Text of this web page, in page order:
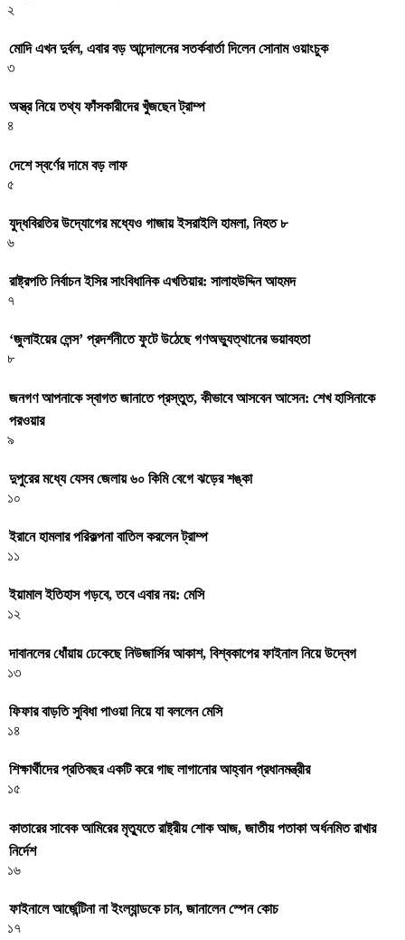
২
মোদি এখন দুর্বল, এবার বড় আন্দোলনের সতর্কবার্তা দিলেন সোনাম ওয়াংচুক
৩
অস্ত্র নিয়ে তথ্য ফাঁসকারীদের খুঁজছেন ট্রাম্প
৪
দেশে স্বর্ণের দামে বড় লাফ
৫
যুদ্ধবিরতির উদ্যোগের মধ্যেও গাজায় ইসরাইলি হামলা, নিহত ৮
৬
রাষ্ট্রপতি নির্বাচন ইসির সাংবিধানিক এখতিয়ার: সালাহউদ্দিন আহমদ
৭
‘জুলাইয়ের লেন্স’ প্রদর্শনীতে ফুটে উঠেছে গণঅভ্যুত্থানের ভয়াবহতা
৮
জনগণ আপনাকে স্বাগত জানাতে প্রস্তুত, কীভাবে আসবেন আসেন: শেখ হাসিনাকে
পরওয়ার
৯
দুপুরের মধ্যে যেসব জেলায় ৬০ কিমি বেগে ঝড়ের শঙ্কা
১০
ইরানে হামলার পরিকল্পনা বাতিল করলেন ট্রাম্প
১১
ইয়ামাল ইতিহাস গড়বে, তবে এবার নয়: মেসি
১২
দাবানলের ধোঁয়ায় ঢেকেছে নিউজার্সির আকাশ, বিশ্বকাপের ফাইনাল নিয়ে উদ্বেগ
১৩
ফিফার বাড়তি সুবিধা পাওয়া নিয়ে যা বললেন মেসি
১৪
শিক্ষার্থীদের প্রতিবছর একটি করে গাছ লাগানোর আহ্বান প্রধানমন্ত্রীর
১৫
কাতারের সাবেক আমিরের মৃত্যুতে রাষ্ট্রীয় শোক আজ, জাতীয় পতাকা অর্ধনমিত রাখার
নির্দেশ
১৬
ফাইনালে আর্জেন্টিনা না ইংল্যান্ডকে চান, জানালেন স্পেন কোচ
১৭